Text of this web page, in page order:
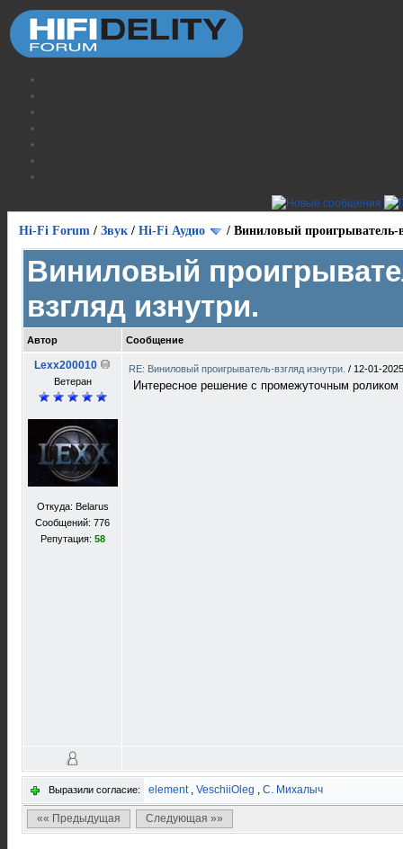
Hi-Fi Forum / Звук / Hi-Fi Аудио / Виниловый проигрыватель-
Виниловый
взгляд изнутри.
Автор Сообщение
Lexx200010
Ветеран
Откуда: Belarus
Сообщений: 776
Репутация: 58
RE: Виниловый проигрыватель-взгляд изнутри. / 12-01-
Интересное решение с промежуточным роликом
Выразили согласие: element, VeschiiOleg , С. Михалыч
«« Предыдущая Следующая »»